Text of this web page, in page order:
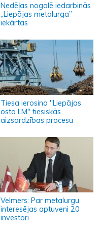
Nedēļas nogalē iedarbinās
„Liepājas metalurga”
iekārtas
Tiesa ierosina "Liepājas
osta LM" tiesiskās
aizsardzības procesu
Velmers: Par metalurgu
interesējas aptuveni 20
investori